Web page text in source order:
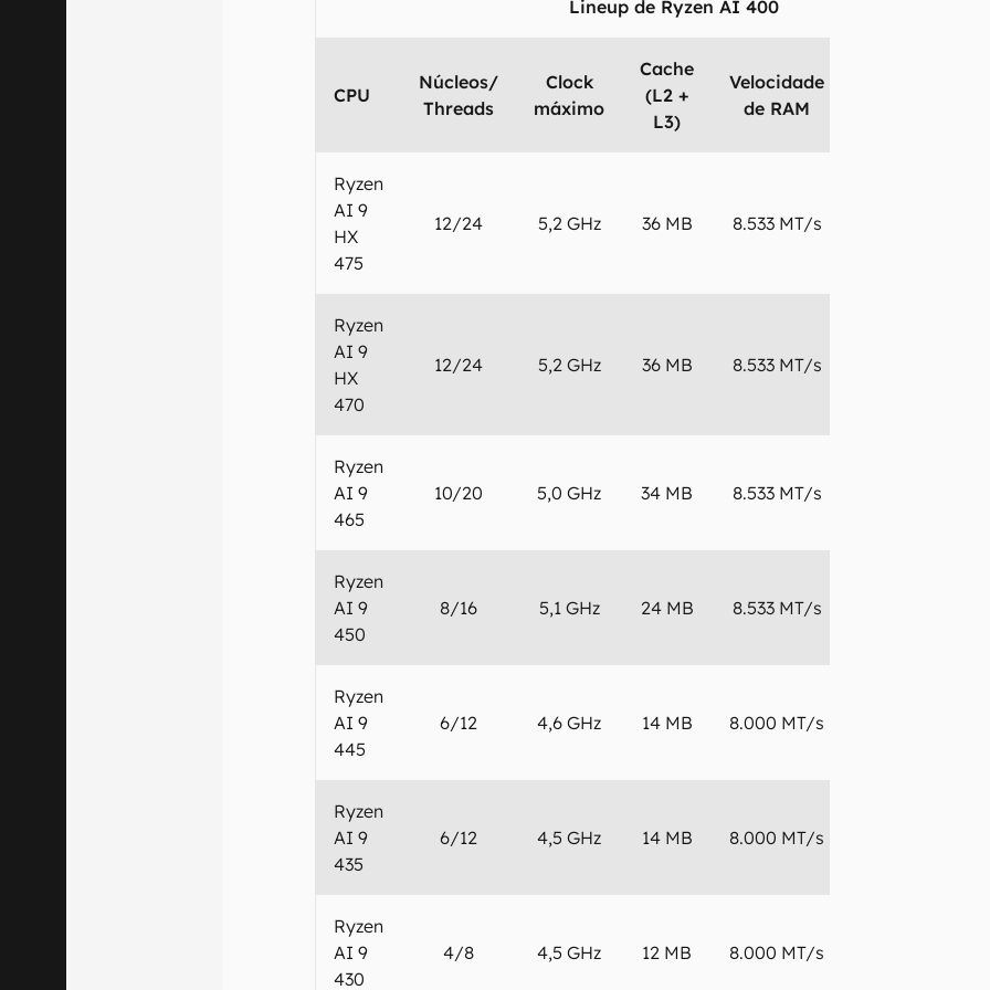
Lineup de Ryzen AI 400
CPU
Núcleos/
Threads
Clock
máximo
Cache
(L2 +
L3)
Velocidade
de RAM
Ryzen
AI 9
HX
475
12/24 5,2 GHz 36 MB 8.533 MT/s
Ryzen
AI 9
HX
470
12/24 5,2 GHz 36 MB 8.533 MT/s
Ryzen
AI 9
465
10/20 5,0 GHz 34 MB 8.533 MT/s
Ryzen
AI 9
450
8/16 5,1 GHz 24 MB 8.533 MT/s
Ryzen
AI 9
445
6/12 4,6 GHz 14 MB 8.000 MT/s
Ryzen
AI 9
435
6/12 4,5 GHz 14 MB 8.000 MT/s
Ryzen
AI 9
430
4/8 4,5 GHz 12 MB 8.000 MT/s